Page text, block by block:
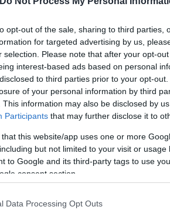
opt-out of the sale, sharing to third parties,
for targeted advertising by us,
selection. Please note that after your opt-
interest-based ads based on personal
to third parties prior to your opt-
of your personal information by third
This information may also be disclosed by
Participants that may further disclose it to
that this website/app uses one or more
but not limited to your visit or
to Google and its third-party tags to use
consent section.
Data Processing Opt Outs
μοσχαρίσιο ribeye,
μορχέλες.